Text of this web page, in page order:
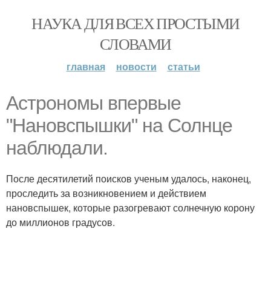
НАУКА ДЛЯ ВСЕХ ПРОСТЫМИ
СЛОВАМИ
главная новости статьи
Астрономы впервые
"Нановспышки" на Солнце
наблюдали.
После десятилетий поисков ученым удалось, наконец,
проследить за возникновением и действием
нановспышек, которые разогревают солнечную корону
до миллионов градусов.